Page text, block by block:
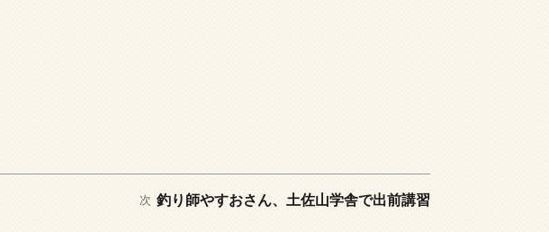
次 次
釣り師やすおさん、土佐山学舎で出前講習